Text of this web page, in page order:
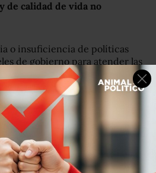
de calidad de vida no
o insuficiencia de políticas
de gobierno para atender las
salud, educación, seguridad y
“cortocircuitos”
entre lo que
de la comunidad.
11 ciudades, la organización
rojo”cuatro casos:
Tarímbaro, en Michoacán; y